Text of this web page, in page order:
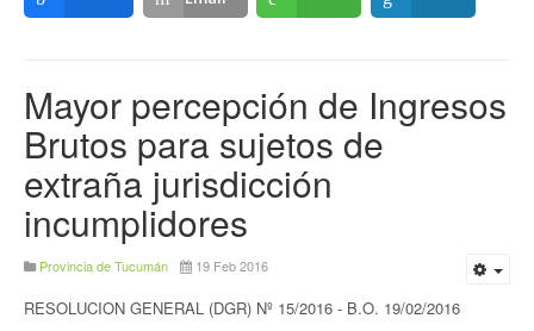
Mayor percepción de Ingresos
Brutos para sujetos de
extraña jurisdicción
incumplidores
Provincia de Tucumán 19 Feb 2016
RESOLUCION GENERAL (DGR) Nº 15/2016 - B.O. 19/02/2016